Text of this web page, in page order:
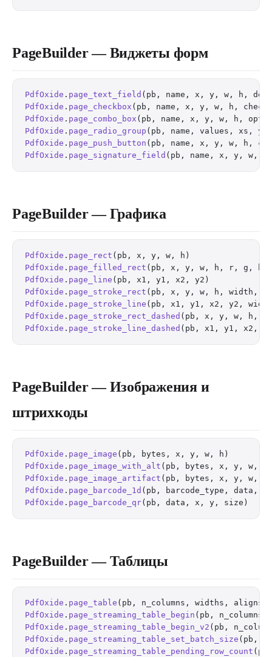
PageBuilder — Виджеты форм
PdfOxide . page_text_field (pb, name, x, y, w, h,
PdfOxide . page_checkbox (pb, name, x, y,
PdfOxide . page_combo_box (pb, name, x, y, w, h,
PdfOxide . page_radio_group (pb, name, values, xs,
PdfOxide . page_push_button (pb, name, x,
PdfOxide . page_signature_field (pb,
PageBuilder — Графика
PdfOxide . page_rect (pb, x, y, w,
PdfOxide . page_filled_rect (pb, x, y, w, h, r,
PdfOxide . page_line (pb, x1, y1, x2,
PdfOxide . page_stroke_rect (pb, x, y, w, h, width,
PdfOxide . page_stroke_line (pb, x1, y1, x2, y2,
PdfOxide . page_stroke_rect_dashed (pb, x, y, w, h,
PdfOxide . page_stroke_line_dashed (pb, x1, y1, x2,
PageBuilder — Изображения и
штрихкоды
PdfOxide . page_image (pb, bytes, x, y,
PdfOxide . page_image_with_alt (pb, bytes, x, y, w,
PdfOxide . page_image_artifact (pb, bytes, x,
PdfOxide . page_barcode_1d (pb, barcode_type,
PdfOxide . page_barcode_qr(pb, data, x, y,
PageBuilder — Таблицы
PdfOxide . page_table (pb, n_columns, widths,
PdfOxide . page_streaming_table_begin (pb,
PdfOxide . page_streaming_table_begin_v2 (pb,
PdfOxide . page_streaming_table_set_batch_size (pb,
PdfOxide . page_streaming_table_pending_row_count